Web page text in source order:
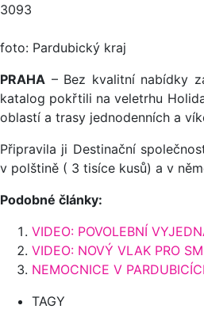
3093
foto: Pardubický kraj
PRAHA – Bez kvalitní nabídky
katalog pokřtili na veletrhu
oblastí a trasy jednodenních a
Připravila ji Destinační
v polštině ( 3 tisíce kusů) a v
Podobné články:
VIDEO: POVOLEBNÍ
VIDEO: NOVÝ VLAK PRO
NEMOCNICE V
TAGY